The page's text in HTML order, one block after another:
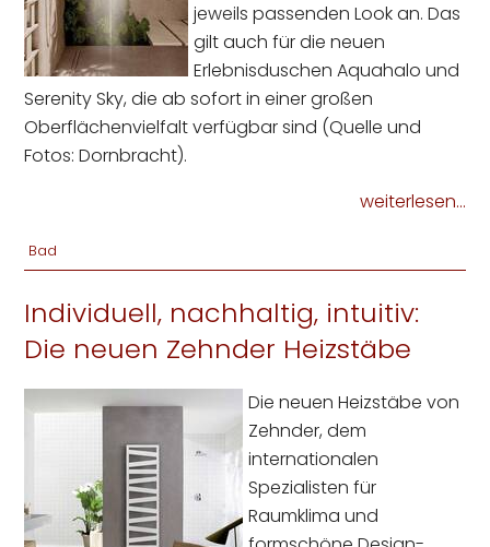
jeweils passenden Look an. Das
gilt auch für die neuen
Erlebnisduschen Aquahalo und
Serenity Sky, die ab sofort in einer großen
Oberflächenvielfalt verfügbar sind (Quelle und
Fotos: Dornbracht).
weiterlesen...
Bad
Individuell, nachhaltig, intuitiv:
Die neuen Zehnder Heizstäbe
Die neuen Heizstäbe von
Zehnder, dem
internationalen
Spezialisten für
Raumklima und